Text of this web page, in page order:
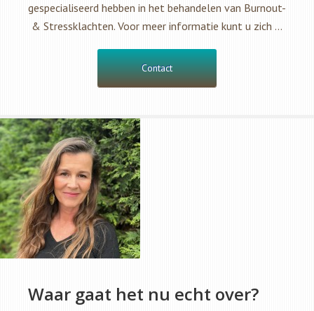
gespecialiseerd hebben in het behandelen van Burnout-
& Stressklachten. Voor meer informatie kunt u zich …
Contact
Waar gaat het nu echt over?